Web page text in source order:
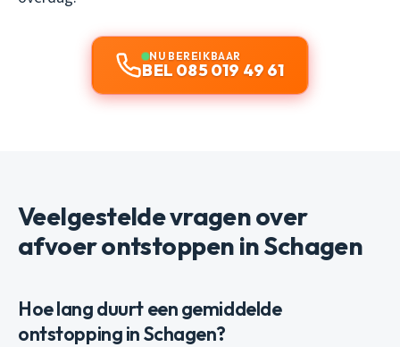
NU BEREIKBAAR
BEL 085 019 49 61
Veelgestelde vragen over
afvoer ontstoppen in Schagen
Hoe lang duurt een gemiddelde
ontstopping in Schagen?